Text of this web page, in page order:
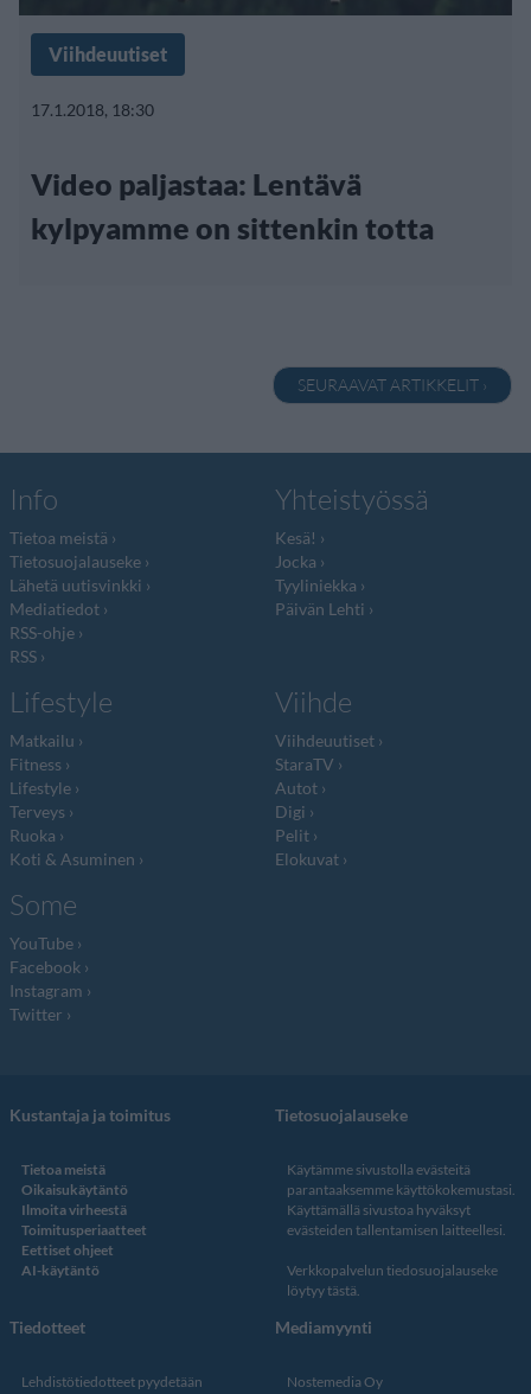
Viihdeuutiset
17.1.2018, 18:30
Video paljastaa: Lentävä
kylpyamme on sittenkin totta
SEURAAVAT ARTIKKELIT ›
Info
Tietoa meistä
Tietosuojalauseke
Lähetä uutisvinkki
Mediatiedot
RSS-ohje
RSS
Yhteistyössä
Kesä!
Jocka
Tyyliniekka
Päivän Lehti
Lifestyle
Matkailu
Fitness
Lifestyle
Terveys
Ruoka
Koti & Asuminen
Viihde
Viihdeuutiset
StaraTV
Autot
Digi
Pelit
Elokuvat
Some
YouTube
Facebook
Instagram
Twitter
Kustantaja ja toimitus
Tietoa meistä
Oikaisukäytäntö
Ilmoita virheestä
Toimitusperiaatteet
Eettiset ohjeet
AI-käytäntö
Tietosuojalauseke
Käytämme sivustolla evästeitä
parantaaksemme käyttökokemustasi.
Käyttämällä sivustoa hyväksyt
evästeiden tallentamisen laitteellesi.
Verkkopalvelun tiedosuojalauseke
löytyy tästä
Tiedotteet
Lehdistötiedotteet pyydetään
Mediamyynti
Nostemedia Oy